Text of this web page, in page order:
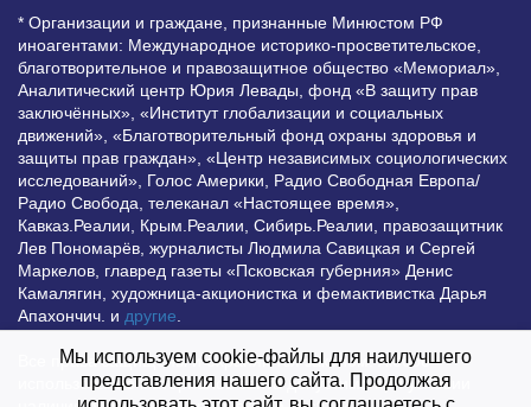
* Организации и граждане, признанные Минюстом РФ
иноагентами: Международное историко-просветительское,
благотворительное и правозащитное общество «Мемориал»,
Аналитический центр Юрия Левады, фонд «В защиту прав
заключённых», «Институт глобализации и социальных
движений», «Благотворительный фонд охраны здоровья и
защиты прав граждан», «Центр независимых социологических
исследований», Голос Америки, Радио Свободная Европа/
Радио Свобода, телеканал «Настоящее время»,
Кавказ.Реалии, Крым.Реалии, Сибирь.Реалии, правозащитник
Лев Пономарёв, журналисты Людмила Савицкая и Сергей
Маркелов, главред газеты «Псковская губерния» Денис
Камалягин, художница-акционистка и фемактивистка Дарья
Апахончич. и другие.
Все права защищены и охраняются законом. Любое
использование материалов сайта допустимо при условии
Мы используем cookie-файлы для наилучшего
представления нашего сайта. Продолжая